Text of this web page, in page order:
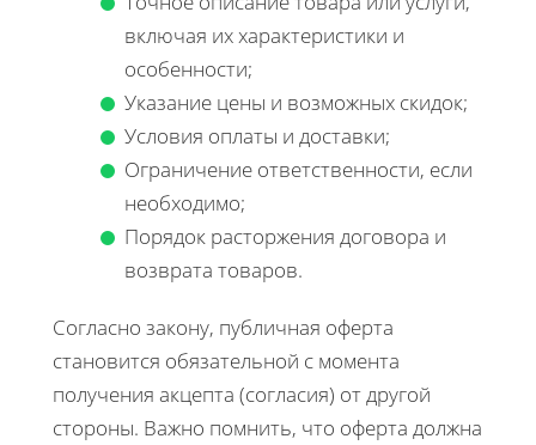
включая их характеристики и
особенности;
Указание цены и возможных скидок;
Условия оплаты и доставки;
Ограничение ответственности, если
необходимо;
Порядок расторжения договора и
возврата товаров.
Согласно закону, публичная оферта
становится обязательной с момента
получения акцепта (согласия) от другой
стороны. Важно помнить, что оферта должна